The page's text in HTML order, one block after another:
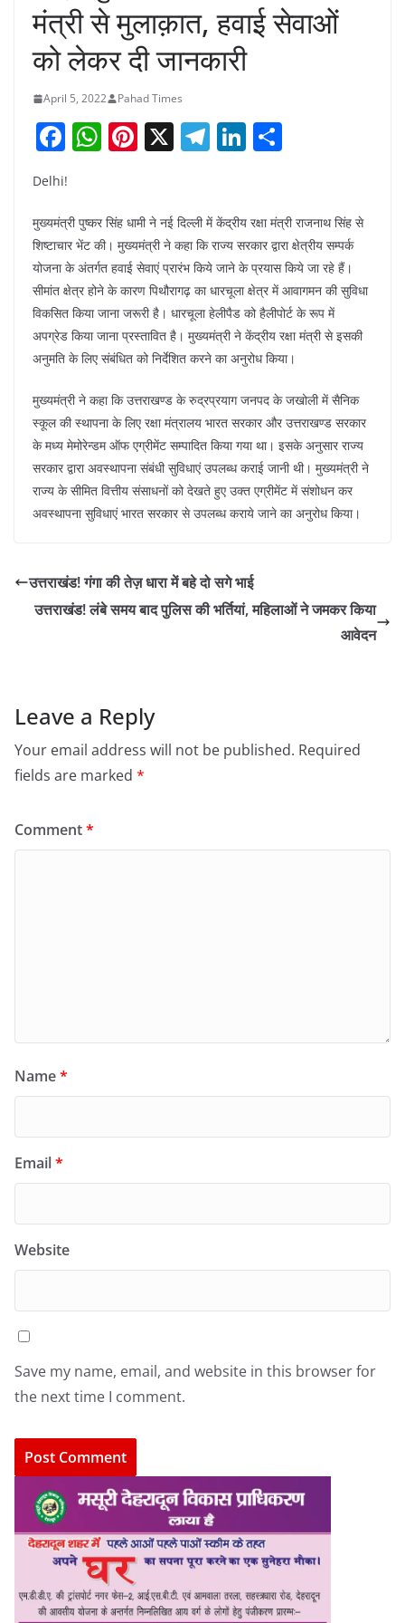
मंत्री से मुलाक़ात, हवाई सेवाओं
को लेकर दी जानकारी
April 5, 2022 Pahad Times
F
c
e
b
o
o
k
W
s
A
p
p
Pi
e
st
X T
gr
a
m
Li
e
dI
n
e
Delhi!
मुख्यमंत्री पुष्कर सिंह धामी ने नई दिल्ली में केंद्रीय रक्षा मंत्री राजनाथ सिंह से
शिष्टाचार भेंट की। मुख्यमंत्री ने कहा कि राज्य सरकार द्वारा क्षेत्रीय सम्पर्क
योजना के अंतर्गत हवाई सेवाएं प्रारंभ किये जाने के प्रयास किये जा रहे हैं।
सीमांत क्षेत्र होने के कारण पिथौरागढ़ का धारचूला क्षेत्र में आवागमन की सुविधा
विकसित किया जाना जरूरी है। धारचूला हेलीपैड को हैलीपोर्ट के रूप में
अपग्रेड किया जाना प्रस्तावित है। मुख्यमंत्री ने केंद्रीय रक्षा मंत्री से इसकी
अनुमति के लिए संबंधित को निर्देशित करने का अनुरोध किया।
मुख्यमंत्री ने कहा कि उत्तराखण्ड के रुद्रप्रयाग जनपद के जखोली में सैनिक
स्कूल की स्थापना के लिए रक्षा मंत्रालय भारत सरकार और उत्तराखण्ड सरकार
के मध्य मेमोरेन्डम ऑफ एग्रीमेंट सम्पादित किया गया था। इसके अनुसार राज्य
सरकार द्वारा अवस्थापना संबंधी सुविधाएं उपलब्ध कराई जानी थी। मुख्यमंत्री ने
राज्य के सीमित वित्तीय संसाधनों को देखते हुए उक्त एग्रीमेंट में संशोधन कर
अवस्थापना सुविधाएं भारत सरकार से उपलब्ध कराये जाने का अनुरोध किया।
उत्तराखंड! गंगा की तेज़ धारा में बहे दो सगे भाई
उत्तराखंड! लंबे समय बाद पुलिस की भर्तियां, महिलाओं ने जमकर किया
आवेदन
Leave a Reply
Your email address will not be published. Required
fields are marked *
Comment*
Name*
Email*
Website
Save my name, email, and website in this browser for
the next time I comment.